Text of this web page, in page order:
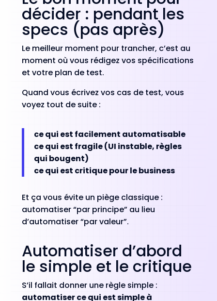
décider : pendant les
specs (pas après)
Le meilleur moment pour trancher, c’est au
moment où vous rédigez vos spécifications
et votre plan de test.
Quand vous écrivez vos cas de test, vous
voyez tout de suite :
ce qui est facilement automatisable
ce qui est fragile (UI instable, règles
qui bougent)
ce qui est critique pour le business
Et ça vous évite un piège classique :
automatiser “par principe” au lieu
d’automatiser “par valeur”.
Automatiser d’abord
le simple et le critique
S’il fallait donner une règle simple :
automatiser ce qui est simple à